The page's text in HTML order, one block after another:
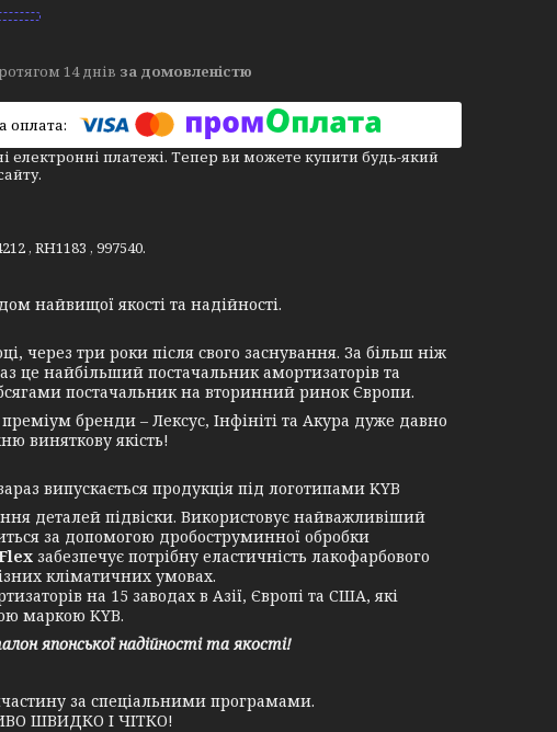
14 днів за домовленістю
електронні платежі. Тепер ви можете купити будь-який
, RH1183 , 997540.
найвищої якості та надійності.
три роки після свого заснування. За більш ніж
це найбільший постачальник амортизаторів та
постачальник на вторинний ринок Європи.
бренди – Лексус, Інфініті та Акура дуже давно
виняткову якість!
випускається продукція під логотипами KYB
деталей підвіски. Використовує найважливіший
за допомогою дробоструминної обробки
забезпечує потрібну еластичність лакофарбового
кліматичних умовах.
на 15 заводах в Азії, Європі та США, які
маркою KYB.
японської надійності та якості!
за спеціальними програмами.
ШВИДКО І ЧІТКО!